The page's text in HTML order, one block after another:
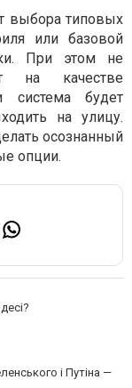
выбора типовых
или базовой
При этом не
на качестве
система будет
на улицу.
осознанный
опции.
і Путіна —